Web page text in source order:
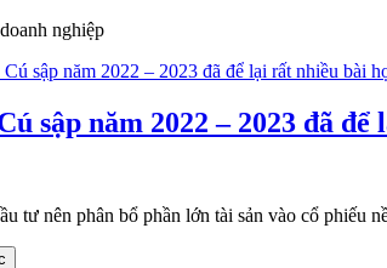
nghiệp
sập năm 2022 – 2023 đã
tư nên phân bổ phần lớn tài sản vào cổ phiếu